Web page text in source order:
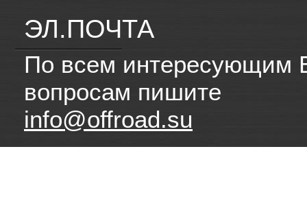
ЭЛ.ПОЧТА
По всем интересующим
вопросам пишите
info@offroad.su